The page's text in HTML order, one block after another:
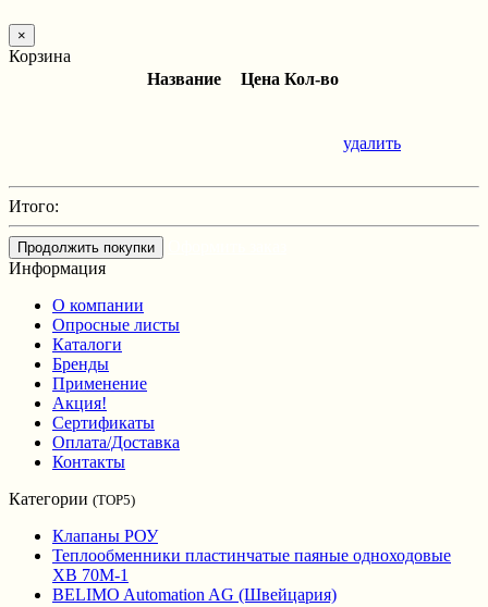
×
Корзина
Название
Цена Кол-во
удалить
Итого:
Продолжить покупки
Информация
О компании
Опросные листы
Каталоги
Бренды
Применение
Акция!
Сертификаты
Оплата/Доставка
Контакты
Категории (TOP5)
Клапаны РОУ
Теплообменники пластинчатые паяные одноходовые
XB 70M-1
BELIMO Automation AG (Швейцария)